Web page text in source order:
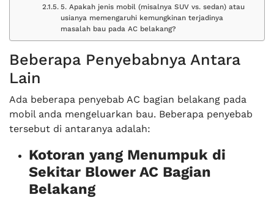
5. Apakah jenis mobil (misalnya SUV vs. sedan) atau
usianya memengaruhi kemungkinan terjadinya
masalah bau pada AC belakang?
Beberapa Penyebabnya Antara
Lain
Ada beberapa penyebab AC bagian belakang pada
mobil anda mengeluarkan bau. Beberapa penyebab
tersebut di antaranya adalah:
Kotoran yang Menumpuk di
Sekitar Blower AC Bagian
Belakang